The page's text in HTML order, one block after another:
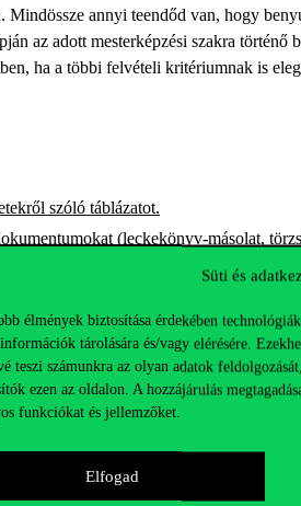
Süti és
élmények biztosítása érdekében
tárolására és/vagy elérésére.
teszi számunkra az olyan adatok
ezen az oldalon. A hozzájárulás
funkciókat és jellemzőket.
Elfogad
Mindössze annyi teendőd van, hogy
az adott mesterképzési szakra
ha a többi felvételi kritériumnak is
szóló táblázatot.
(leckekönyv-másolat,
költsége 8.000 forint, az utaláshoz
az általad megadott elektronikus-
szükséges meghatározott
sikeresen felvételizel, bizonyos